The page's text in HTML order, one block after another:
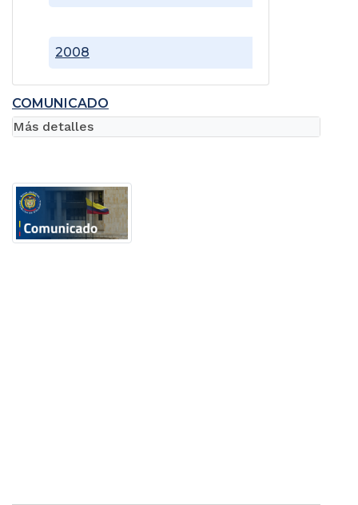
2008
COMUNICADO
Más detalles